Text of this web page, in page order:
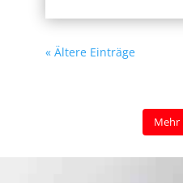
« Ältere Einträge
Mehr